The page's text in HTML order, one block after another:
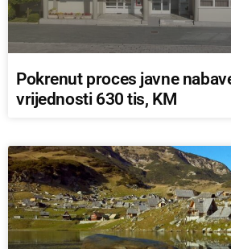
Pokrenut proces javne
vrijednosti 630 tis, KM